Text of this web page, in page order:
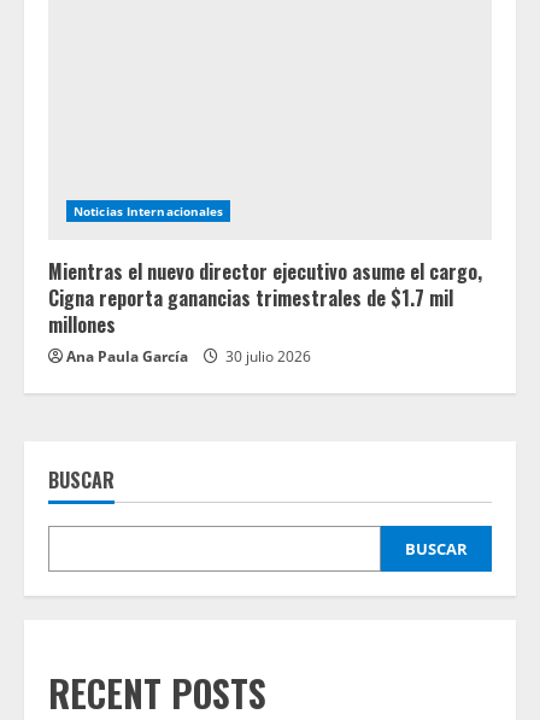
Noticias Internacionales
Mientras el nuevo director ejecutivo asume el cargo,
Cigna reporta ganancias trimestrales de $1.7 mil
millones
Ana Paula García 30 julio 2026
BUSCAR
BUSCAR
RECENT POSTS